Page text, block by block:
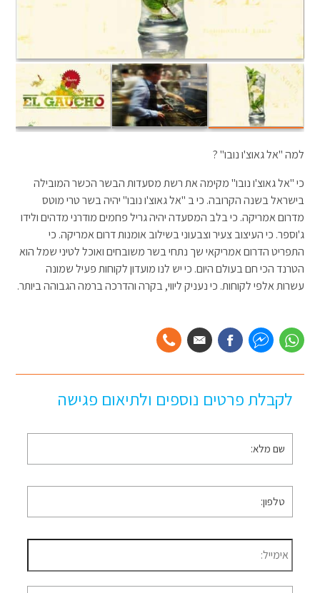
למה "אל גאוצ'ו נובו" ?
כי "אל גאוצ'ו נובו" מקימה את רשת מסעדות הבשר הכשר המובילה
בישראל בשנה הקרובה. כי ב "אל גאוצ'ו נובו" יהיה בשר טרי מוטס
מדרום אמריקה. כי בלב המסעדה יהיה גריל פחמים מודרני מדהים ולידו
ג'וספר. כי העיצוב צעיר וצבעוני בשילוב אומנות דרום אמריקה. כי
התפריט הדרום אמריקאי שך נתחי בשר משובחים ואוכל לטיני שמל הוא
הטרנד הכי חם בעולם היום. כי יש לנו מועדון לקוחות פעיל שמונה
עשרות אלפי לקוחות. כי נעניק ליווי, בקרה והדרכה ברמה הגבוהה ביותר.
לקבלת פרטים נוספים ולתיאום פגישה
שם
מלא *
טלפון *
דוא״ל *
עיר